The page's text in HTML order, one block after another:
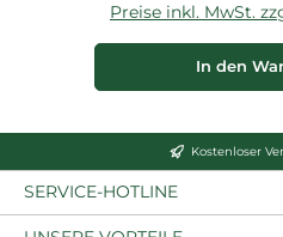
Preise inkl. MwSt.
In den
Kostenloser
SERVICE-HOTLINE